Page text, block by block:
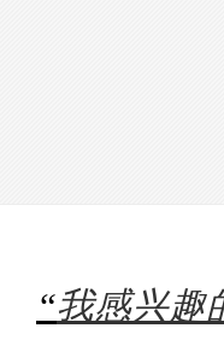
“我感兴趣